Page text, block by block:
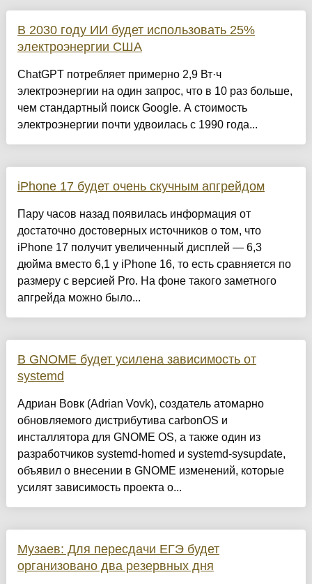
В 2030 году ИИ будет использовать 25%
электроэнергии США
ChatGPT потребляет примерно 2,9 Вт·ч
электроэнергии на один запрос, что в 10 раз больше,
чем стандартный поиск Google. А стоимость
электроэнергии почти удвоилась с 1990 года...
iPhone 17 будет очень скучным апгрейдом
Пару часов назад появилась информация от
достаточно достоверных источников о том, что
iPhone 17 получит увеличенный дисплей — 6,3
дюйма вместо 6,1 у iPhone 16, то есть сравняется по
размеру с версией Pro. На фоне такого заметного
апгрейда можно было...
В GNOME будет усилена зависимость от
systemd
Адриан Вовк (Adrian Vovk), создатель атомарно
обновляемого дистрибутива carbonOS и
инсталлятора для GNOME OS, а также один из
разработчиков systemd-homed и systemd-sysupdate,
объявил о внесении в GNOME изменений, которые
усилят зависимость проекта о...
Музаев: Для пересдачи ЕГЭ будет
организовано два резервных дня